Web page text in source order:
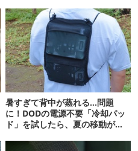
暑すぎて背中が蒸れる…問題
に！DODの電源不要「冷却パッ
ド」を試したら、夏の移動がラ